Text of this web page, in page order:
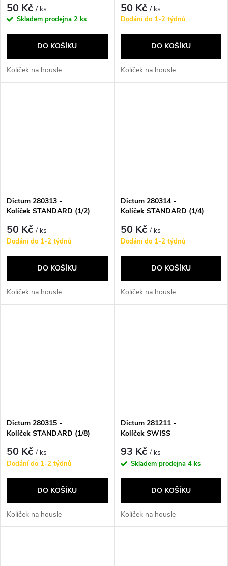
50 Kč/ ks
Skladem prodejna 2 ks
DO KOŠÍKU
Kolíček na housle
50 Kč/ ks
Dodání do 1-2 týdnů
DO KOŠÍKU
Kolíček na housle
Dictum 280313 -
Kolíček STANDARD (1/2)
50 Kč/ ks
Dodání do 1-2 týdnů
DO KOŠÍKU
Kolíček na housle
Dictum 280314 -
Kolíček STANDARD (1/4)
50 Kč/ ks
Dodání do 1-2 týdnů
DO KOŠÍKU
Kolíček na housle
Dictum 280315 -
Kolíček STANDARD (1/8)
50 Kč/ ks
Dodání do 1-2 týdnů
DO KOŠÍKU
Kolíček na housle
Dictum 281211 -
Kolíček SWISS
93 Kč/ ks
Skladem prodejna 4 ks
DO KOŠÍKU
Kolíček na housle